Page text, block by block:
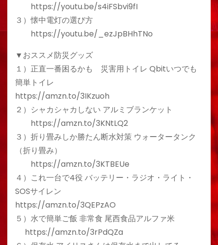
https://youtu.be/s4iFSbvi9fI
３）懐中電灯の選び方
https://youtu.be/_ezJpBHhTNo
▼おススメ防災グッズ
１）正直一番困るかも 災害用トイレ Qbitいつでも
簡単トイレ
https://amzn.to/3IKzuoh
２）シャカシャカしない アルミブランケット
https://amzn.to/3KNtLQ2
３）折り畳みしか勝たん断水対策 ウォータータンク
（折り畳み）
https://amzn.to/3KTBEUe
４）これ一台で4役 バッテリー・ラジオ・ライト・
SOSサイレン
https://amzn.to/3QEPzAO
５）水で簡単ご飯 非常食 尾西食品アルファ米
https://amzn.to/3rPdQZa